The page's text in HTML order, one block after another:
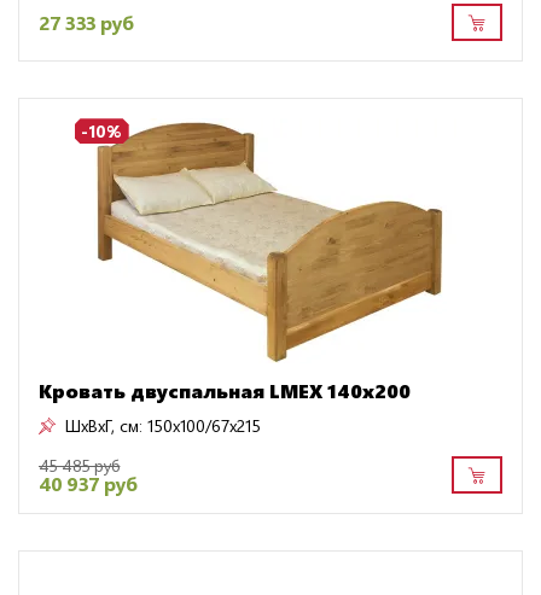
27 333 руб
-10%
Кровать двуспальная LMEX 140х200
ШxВxГ, см: 150x100/67x215
45 485 руб
40 937 руб